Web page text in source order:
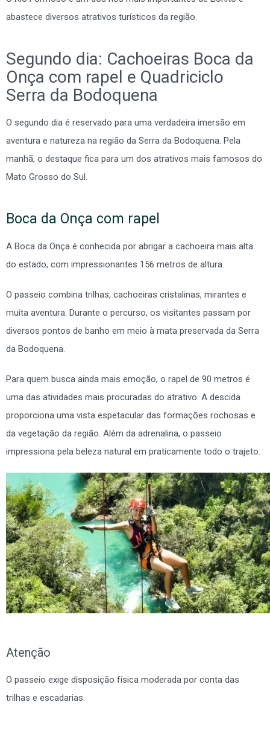
abastece diversos atrativos turísticos da região.
Segundo dia: Cachoeiras Boca da
Onça com rapel e Quadriciclo
Serra da Bodoquena
O segundo dia é reservado para uma verdadeira imersão em
aventura e natureza na região da Serra da Bodoquena. Pela
manhã, o destaque fica para um dos atrativos mais famosos do
Mato Grosso do Sul.
Boca da Onça com rapel
A Boca da Onça é conhecida por abrigar a cachoeira mais alta
do estado, com impressionantes 156 metros de altura.
O passeio combina trilhas, cachoeiras cristalinas, mirantes e
muita aventura. Durante o percurso, os visitantes passam por
diversos pontos de banho em meio à mata preservada da Serra
da Bodoquena.
Para quem busca ainda mais emoção, o rapel de 90 metros é
uma das atividades mais procuradas do atrativo. A descida
proporciona uma vista espetacular das formações rochosas e
da vegetação da região. Além da adrenalina, o passeio
impressiona pela beleza natural em praticamente todo o trajeto.
Atenção
O passeio exige disposição física moderada por conta das
trilhas e escadarias.